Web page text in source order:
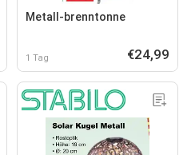
Metall-brenntonne
1 Tag €24,99